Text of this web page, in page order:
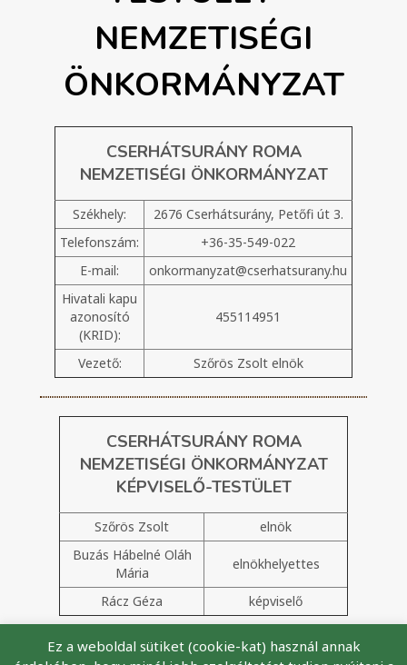
NEMZETISÉGI
ÖNKORMÁNYZAT
CSERHÁTSURÁNY ROMA
NEMZETISÉGI ÖNKORMÁNYZAT
Székhely:
2676 Cserhátsurány, Petőfi út 3.
Telefonszám:
+36-35-549-022
E-mail:
onkormanyzat@cserhatsurany.hu
Hivatali kapu
azonosító
(KRID):
455114951
Vezető: Szőrös Zsolt elnök
CSERHÁTSURÁNY ROMA
NEMZETISÉGI ÖNKORMÁNYZAT
KÉPVISELŐ-TESTÜLET
Szőrös Zsolt
elnök
Buzás Hábelné Oláh
Mária
elnökhelyettes
Rácz Géza képviselő
Ez a weboldal sütiket (cookie-kat) használ annak